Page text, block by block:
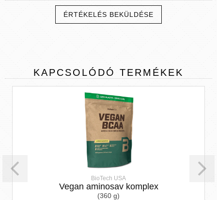
ÉRTÉKELÉS BEKÜLDÉSE
KAPCSOLÓDÓ TERMÉKEK
BioTech USA
Vegan aminosav komplex
(360 g)